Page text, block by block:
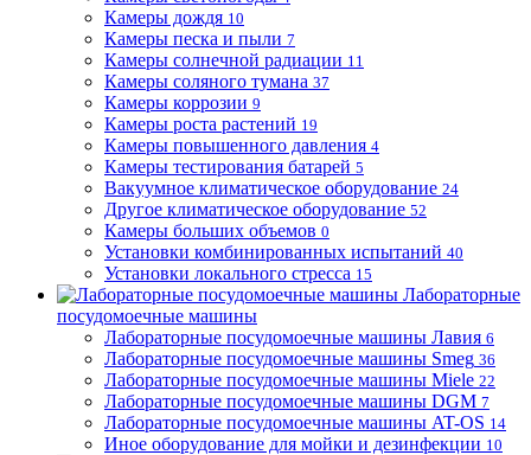
Камеры дождя 10
Камеры песка и пыли 7
Камеры солнечной радиации 11
Камеры соляного тумана 37
Камеры коррозии 9
Камеры роста растений 19
Камеры повышенного давления 4
Камеры тестирования батарей 5
Вакуумное климатическое оборудование 24
Другое климатическое оборудование 52
Камеры больших объемов 0
Установки комбинированных испытаний 40
Установки локального стресса 15
Лабораторные
посудомоечные машины
Лабораторные посудомоечные машины Лавия 6
Лабораторные посудомоечные машины Smeg 36
Лабораторные посудомоечные машины Miele 22
Лабораторные посудомоечные машины DGM 7
Лабораторные посудомоечные машины AT-OS 14
Иное оборудование для мойки и дезинфекции 10